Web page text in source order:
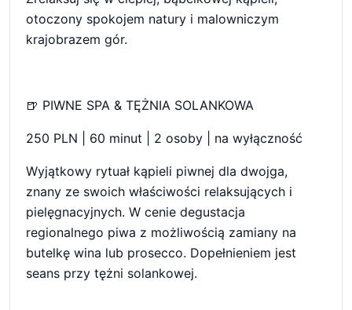
otoczony spokojem natury i malowniczym
krajobrazem gór.
🍺 PIWNE SPA & TĘŻNIA SOLANKOWA
250 PLN | 60 minut | 2 osoby | na wyłączność
Wyjątkowy rytuał kąpieli piwnej dla dwojga,
znany ze swoich właściwości relaksujących i
pielęgnacyjnych. W cenie degustacja
regionalnego piwa z możliwością zamiany na
butelkę wina lub prosecco. Dopełnieniem jest
seans przy tężni solankowej.